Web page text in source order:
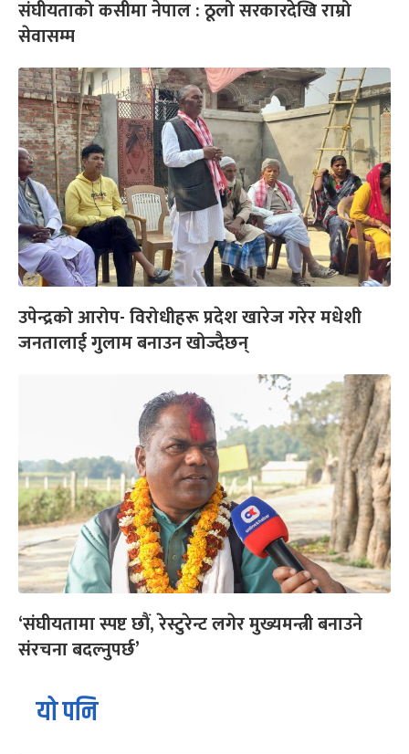
संघीयताको कसीमा नेपाल : ठूलो सरकारदेखि राम्रो
सेवासम्म
उपेन्द्रको आरोप- विरोधीहरू प्रदेश खारेज गरेर मधेशी
जनतालाई गुलाम बनाउन खोज्दैछन्
‘संघीयतामा स्पष्ट छौं, रेस्टुरेन्ट लगेर मुख्यमन्त्री बनाउने
संरचना बदल्नुपर्छ’
यो पनि